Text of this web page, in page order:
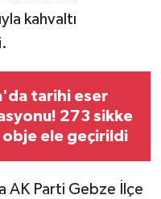
kahvaltı
tarihi eser
273 sikke
obje ele geçirildi
AK Parti Gebze İlçe